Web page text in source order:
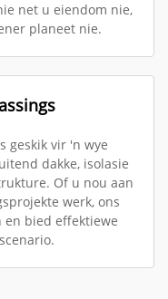
net u eiendom nie,
planeet nie.
geskik vir 'n wye
dakke, isolasie
Of u nou aan
werk, ons
en bied effektiewe